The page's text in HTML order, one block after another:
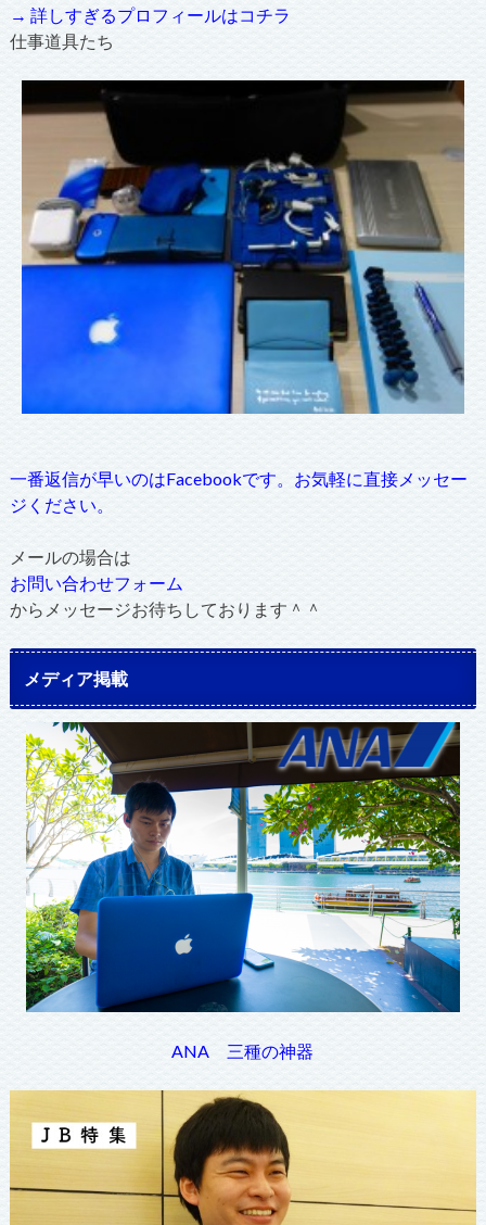
→ 詳しすぎるプロフィールはコチラ
仕事道具たち
一番返信が早いのはFacebookです。お気軽に直接メッセー
ジください。
メールの場合は
お問い合わせフォーム
からメッセージお待ちしております＾＾
メディア掲載
ANA 三種の神器